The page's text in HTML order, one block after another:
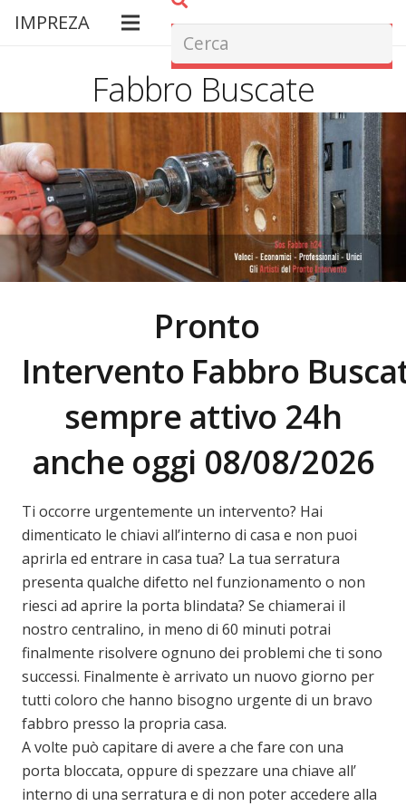
IMPREZA
Fabbro Buscate
Pronto
Intervento Fabbro
sempre attivo 24h
anche oggi 08/08/2026
Ti occorre urgentemente un intervento? Hai
dimenticato le chiavi all’interno di casa e non puoi
aprirla ed entrare in casa tua? La tua serratura
presenta qualche difetto nel funzionamento o non
riesci ad aprire la porta blindata? Se chiamerai il
nostro centralino, in meno di 60 minuti potrai
finalmente risolvere ognuno dei problemi che ti sono
successi. Finalmente è arrivato un nuovo giorno per
tutti coloro che hanno bisogno urgente di un bravo
fabbro presso la propria casa.
A volte può capitare di avere a che fare con una
porta bloccata, oppure di spezzare una chiave all’
interno di una serratura e di non poter accedere alla